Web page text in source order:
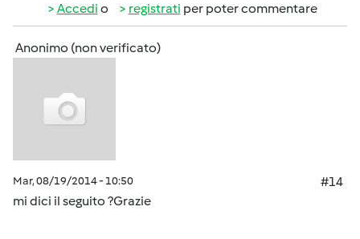
Accedi o registrati per poter commentare
Anonimo (non verificato)
Mar, 08/19/2014 - 10:50
#14
mi dici il seguito ?Grazie